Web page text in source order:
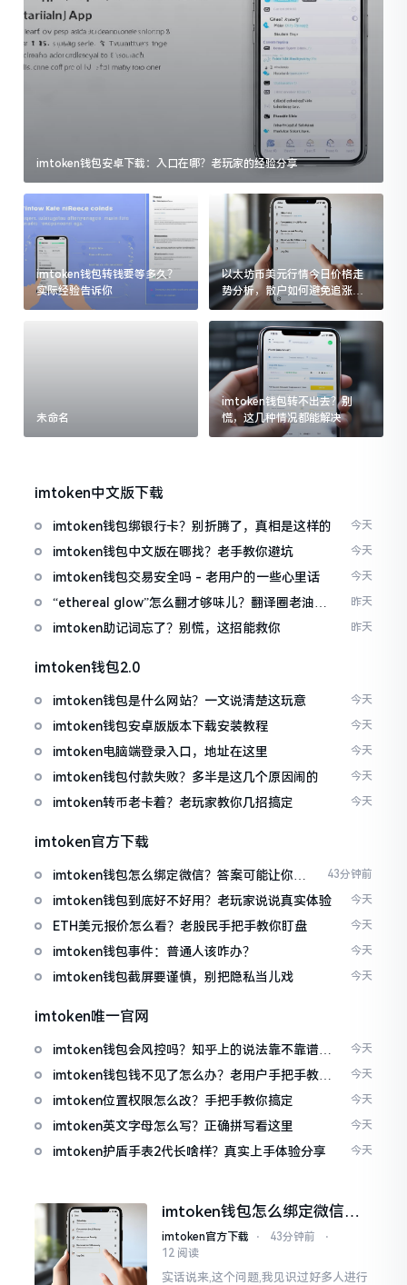
imtoken钱包安卓下载：入口在哪？老玩家的经验分享
imtoken钱包转钱要等多久？
实际经验告诉你
以太坊币美元行情今日价格走
势分析，散户如何避免追涨杀
跌被套牢
未命名
imtoken钱包转不出去？别
慌，这几种情况都能解决
imtoken中文版下载
imtoken钱包绑银行卡？别折腾了，真相是这样的 今天
imtoken钱包中文版在哪找？老手教你避坑 今天
imtoken钱包交易安全吗 - 老用户的一些心里话 今天
“ethereal glow”怎么翻才够味儿？翻译圈老油条
的私房话
昨天
imtoken助记词忘了？别慌，这招能救你 昨天
imtoken钱包2.0
imtoken钱包是什么网站？一文说清楚这玩意 今天
imtoken钱包安卓版版本下载安装教程 今天
imtoken电脑端登录入口，地址在这里 今天
imtoken钱包付款失败？多半是这几个原因闹的 今天
imtoken转币老卡着？老玩家教你几招搞定 今天
imtoken官方下载
imtoken钱包怎么绑定微信？答案可能让你失
望
43分钟前
imtoken钱包到底好不好用？老玩家说说真实体验 今天
ETH美元报价怎么看？老股民手把手教你盯盘 今天
imtoken钱包事件：普通人该咋办？ 今天
imtoken钱包截屏要谨慎，别把隐私当儿戏 今天
imtoken唯一官网
imtoken钱包会风控吗？知乎上的说法靠不靠谱，
老币民告诉你
今天
imtoken钱包钱不见了怎么办？老用户手把手教你
找回
今天
imtoken位置权限怎么改？手把手教你搞定 今天
imtoken英文字母怎么写？正确拼写看这里 今天
imtoken护盾手表2代长啥样？真实上手体验分享 今天
imtoken钱包怎么绑定微信？
答案可能让你失望
imtoken官方下载 ⋅ 43分钟前
⋅
12 阅读
实话说来,这个问题,我见识过好多人进行